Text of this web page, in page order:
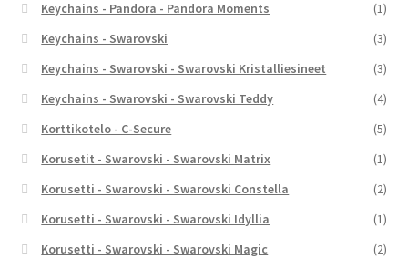
Keychains - Pandora - Pandora Moments
(1)
Keychains - Swarovski
(3)
Keychains - Swarovski - Swarovski Kristalliesineet
(3)
Keychains - Swarovski - Swarovski Teddy
(4)
Korttikotelo - C-Secure
(5)
Korusetit - Swarovski - Swarovski Matrix
(1)
Korusetti - Swarovski - Swarovski Constella
(2)
Korusetti - Swarovski - Swarovski Idyllia
(1)
Korusetti - Swarovski - Swarovski Magic
(2)